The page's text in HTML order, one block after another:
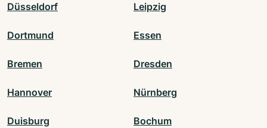
Düsseldorf Leipzig
Dortmund Essen
Bremen Dresden
Hannover Nürnberg
Duisburg Bochum